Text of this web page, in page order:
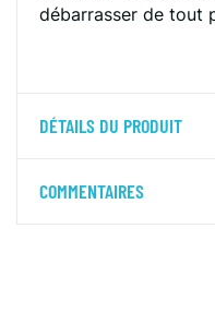
débarrasser de tout
DÉTAILS DU PRODUIT
COMMENTAIRES